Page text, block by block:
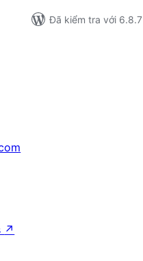
Đã kiểm tra với 6.8.7
↗